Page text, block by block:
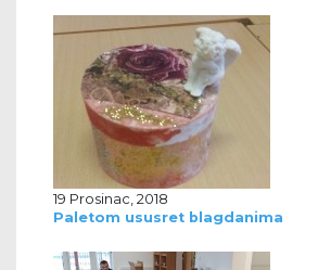
19 Prosinac, 2018
Paletom ususret blagdanima